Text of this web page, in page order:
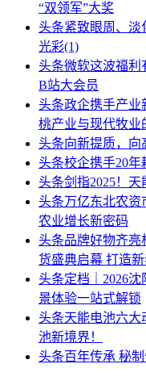
“双领军”大奖
头条紧致眼周、淡
光彩(1)
头条微软这波福利
B站大会员
头条政企携手产
桃产业与现代牧业
头条向新提质，向
头条校企携手20
头条剑指2025！
头条万亿东北农资
农业增长新密码
头条品牌好物齐
货盛典启幕 打造
头条定档｜2026
景体验一站式解锁
头条天能电池六大
池新境界！
头条百年传承 秘